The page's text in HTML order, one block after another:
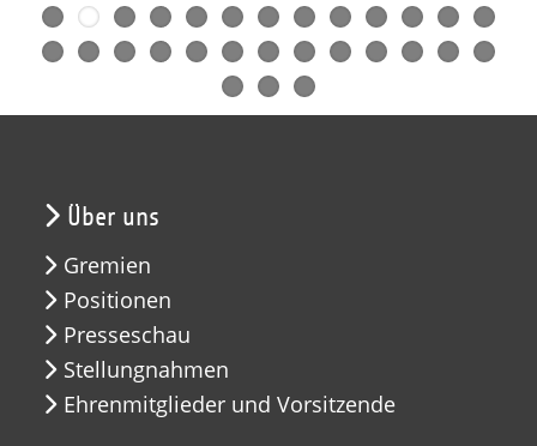
Über uns
Gremien
Positionen
Presseschau
Stellungnahmen
Ehrenmitglieder und Vorsitzende